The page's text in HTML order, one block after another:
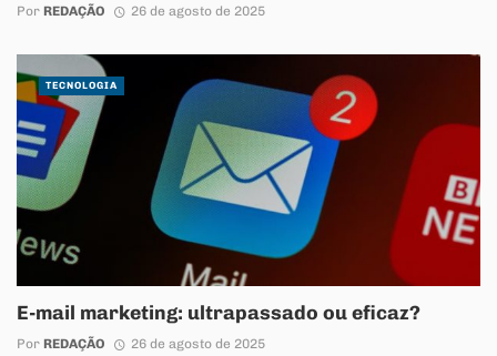
Por REDAÇÃO 26 de agosto de 2025
E-mail marketing: ultrapassado ou eficaz?
Por REDAÇÃO 26 de agosto de 2025
TECNOLOGIA